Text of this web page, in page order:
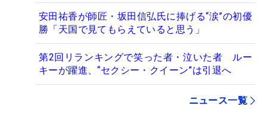
安田祐香が師匠・坂田信弘氏に捧げる“涙”の初優
勝「天国で見てもらえていると思う」
第2回リランキングで笑った者・泣いた者 ルー
キーが躍進、“セクシー・クイーン”は引退へ
ニュース一覧